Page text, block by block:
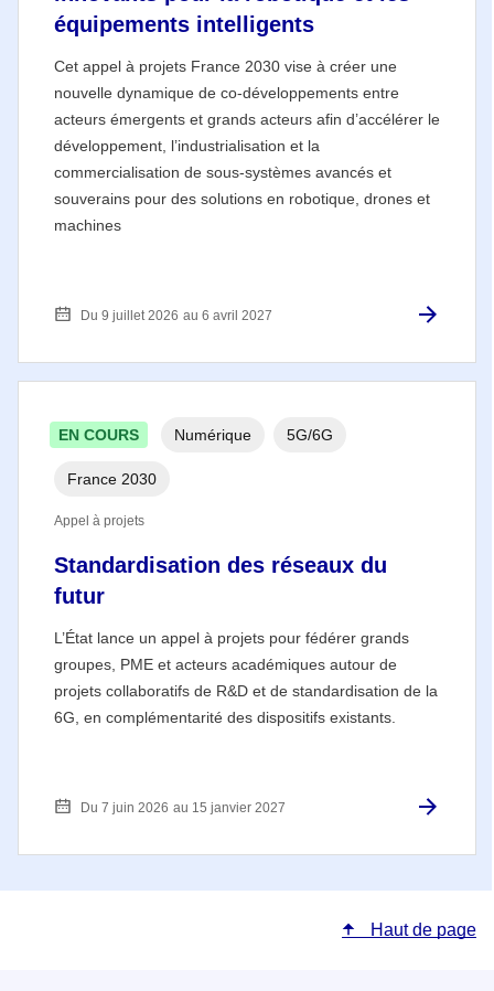
équipements intelligents
Cet appel à projets France 2030 vise à créer une
nouvelle dynamique de co-développements entre
acteurs émergents et grands acteurs afin d’accélérer le
développement, l’industrialisation et la
commercialisation de sous-systèmes avancés et
souverains pour des solutions en robotique, drones et
machines
Du 9 juillet 2026 au 6 avril 2027
Standardisation des réseaux du
futur
L’État lance un appel à projets pour fédérer grands
groupes, PME et acteurs académiques autour de
projets collaboratifs de R&D et de standardisation de la
6G, en complémentarité des dispositifs existants.
EN COURS Numérique 5G/6G
France 2030
Appel à projets
Du 7 juin 2026 au 15 janvier 2027
Haut de page